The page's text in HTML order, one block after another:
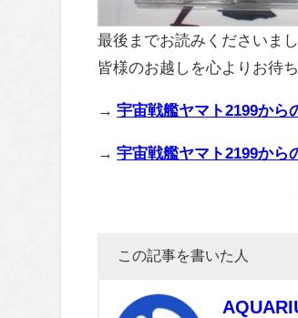
最後までお読みくださいま
皆様のお越しを心よりお待
→宇宙戦艦ヤマト2199から
→宇宙戦艦ヤマト2199から
この記事を書いた人